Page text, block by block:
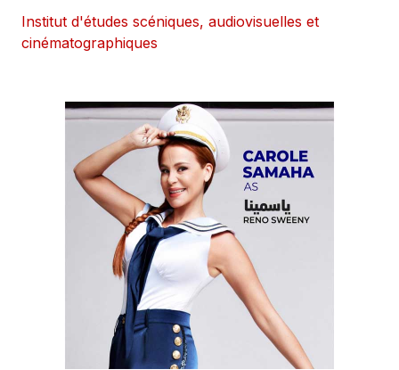
Institut d'études scéniques, audiovisuelles et
cinématographiques